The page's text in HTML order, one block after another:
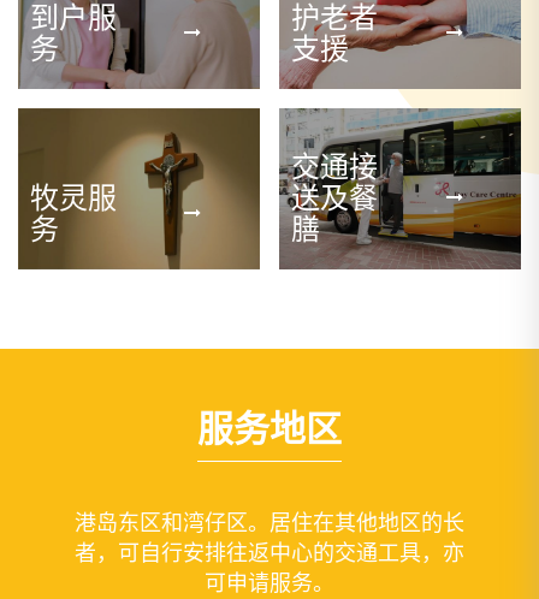
到户服
务
护老者
支援
牧灵服
务
交通接
送及餐
膳
服务地区
港岛东区和湾仔区。居住在其他地区的长
者，可自行安排往返中心的交通工具，亦
可申请服务。